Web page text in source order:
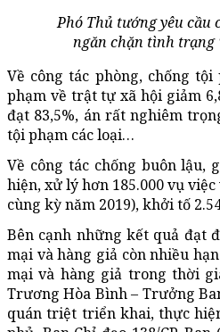
Phó Thủ tướng yêu cầu
ngăn chặn tình trạng
Về công tác phòng, chống
phạm về trật tự xã hội giảm
đạt 83,5%, án rất nghiêm
tội phạm các loại…
Về công tác chống buôn lậu,
hiện, xử lý hơn 185.000 vụ
cùng kỳ năm 2019), khởi tố
Bên cạnh những kết quả đạt
mại và hàng giả còn nhiều
mại và hàng giả trong thời
Trương Hòa Bình – Trưởng
quán triệt triển khai, thực